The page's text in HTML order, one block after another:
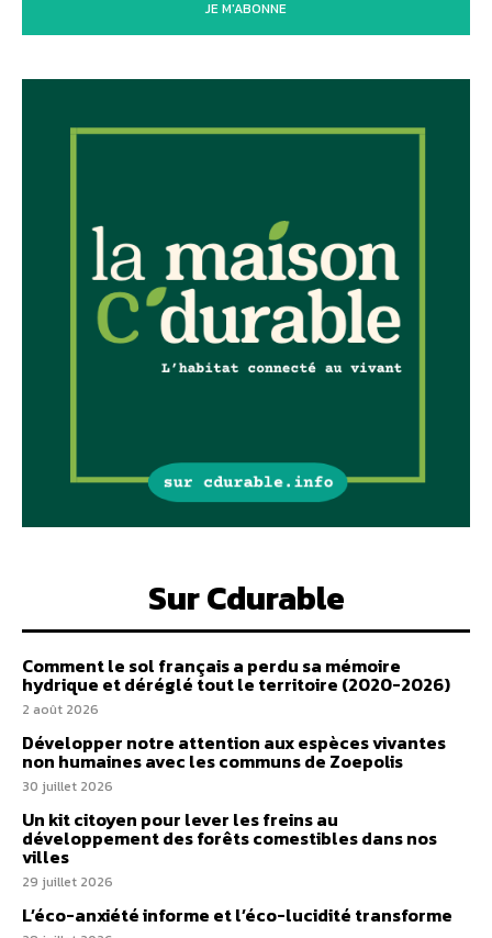
Sur Cdurable
hydrique et déréglé tout le territoire (2020-2026)
2 août 2026
Développer notre attention aux espèces vivantes
non humaines avec les communs de Zoepolis
30 juillet 2026
Un kit citoyen pour lever les freins au
développement des forêts comestibles dans nos
villes
29 juillet 2026
L’éco-anxiété informe et l’éco-lucidité transforme
28 juillet 2026